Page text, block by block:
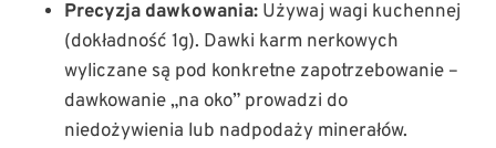
Precyzja dawkowania: Używaj wagi kuchennej
(dokładność 1g). Dawki karm nerkowych
wyliczane są pod konkretne zapotrzebowanie –
dawkowanie „na oko” prowadzi do
niedożywienia lub nadpodaży minerałów.